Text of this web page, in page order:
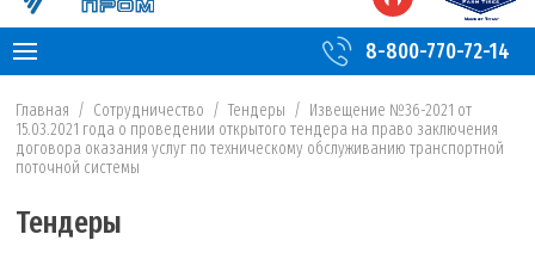
8-800-770-72-14
Главная / Сотрудничество / Тендеры / Извещение №36-2021 от
15.03.2021 года о проведении открытого тендера на право заключения
договора оказания услуг по техническому обслуживанию транспортной
поточной системы
Тендеры